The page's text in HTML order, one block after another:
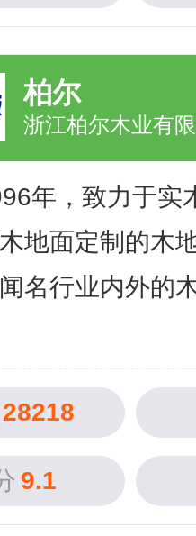
柏尔
浙江柏尔木业有
年，致力于实
地面定制的木
名行业内外的
28218
9.1